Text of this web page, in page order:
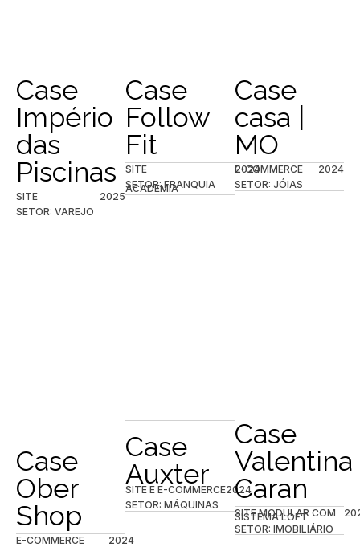
Case
Império
das
Piscinas
SITE
SETOR: VAREJO
2025
Case
Ober
Shop
E-COMMERCE
2024
Case
Follow
Fit
SITE
SETOR: FRANQUIA
ACADEMIA
2024
Case
Auxter
SITE E E-COMMERCE
SETOR: MÁQUINAS
2024
Case
casa |
MO
E-COMMERCE
SETOR: JÓIAS
2024
Case
Valentina
Caran
SITE MODULAR COM
SISTEMA LOFT
SETOR: IMOBILIÁRIO